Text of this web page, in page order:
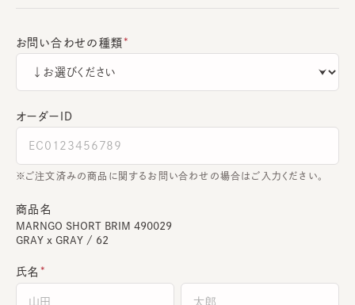
お問い合わせの種類
オーダーＩＤ
ご注文済みの商品に関するお問い合わせの場合はご入力ください。
商品名
MARNGO SHORT BRIM 490029
GRAY x GRAY / 62
氏名